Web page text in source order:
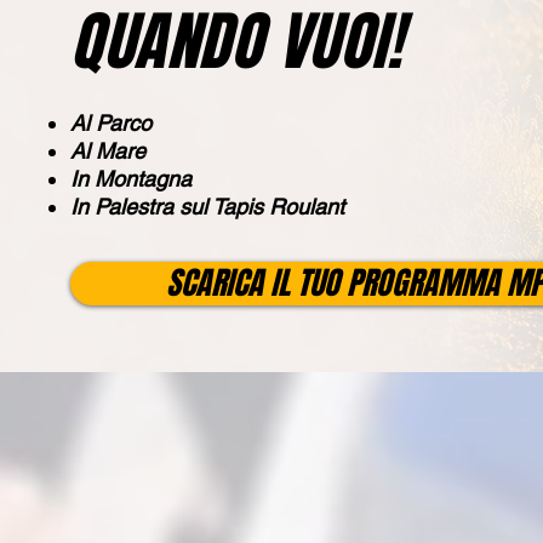
QUANDO VUOI!
Al Parco
Al Mare
In Montagna
In Palestra sul Tapis Roulant
SCARICA IL TUO PROGRAMMA